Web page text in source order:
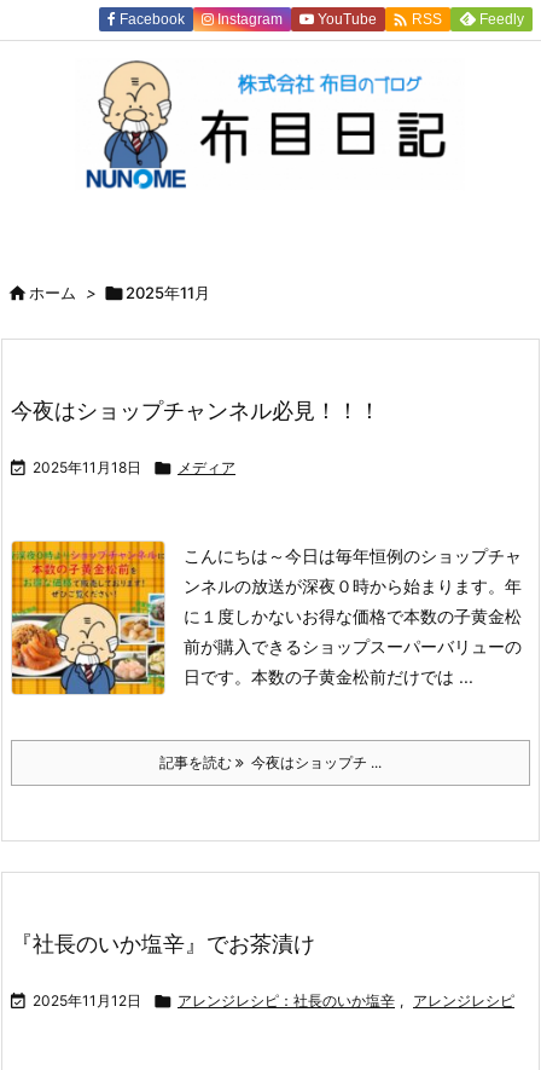
Facebook Instagram YouTube  RSS Feedly
ホーム > 2025年11月
今夜はショップチャンネル必見！！！
 2025年11月18日  メディア
こんにちは～今日は毎年恒例のショップチャ
ンネルの放送が深夜０時から始まります。 年
に１度しかないお得な価格で本数の子黄金松
前が購入できるショップスーパーバリューの
日です。 本数の子黄金松前だけでは ...
記事を読む 今夜はショップチ ...
『社長のいか塩辛』でお茶漬け
 2025年11月12日  アレンジレシピ：社長のいか塩辛 , アレンジレシピ